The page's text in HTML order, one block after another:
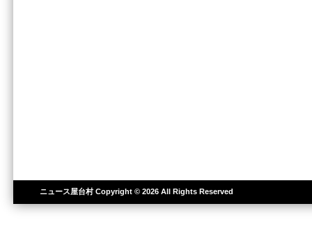
ニュース屋台村Copyright © 2026 All Rights Reserved